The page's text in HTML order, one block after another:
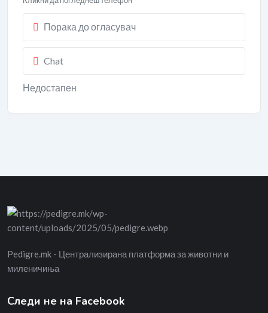
Порака до огласувач
Chat
Недостапен
Pedigre.mk - Централизирана платформа за животни и
миленичиња
Следи не на Facebook